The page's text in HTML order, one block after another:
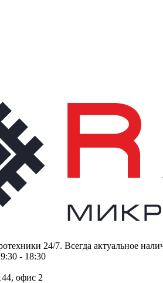
24/7. Всегда актуальное
9:30 - 18:30
офис 2